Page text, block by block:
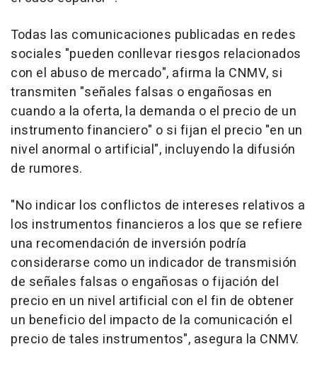
Todas las comunicaciones publicadas en redes
sociales "pueden conllevar riesgos relacionados
con el abuso de mercado", afirma la CNMV, si
transmiten "señales falsas o engañosas en
cuando a la oferta, la demanda o el precio de un
instrumento financiero" o si fijan el precio "en un
nivel anormal o artificial", incluyendo la difusión
de rumores.
"No indicar los conflictos de intereses relativos a
los instrumentos financieros a los que se refiere
una recomendación de inversión podría
considerarse como un indicador de transmisión
de señales falsas o engañosas o fijación del
precio en un nivel artificial con el fin de obtener
un beneficio del impacto de la comunicación el
precio de tales instrumentos", asegura la CNMV.